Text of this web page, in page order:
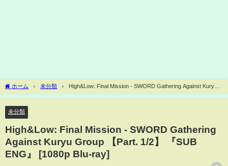
ホーム 未分類
High&Low: Final Mission - SWORD Gathering Against Kuryu
Group 【Part. 1/2】 『SUB ENG』 [1080p Blu-ray]
未分類
High&Low: Final Mission - SWORD Gathering
Against Kuryu Group 【Part. 1/2】 『SUB
ENG』 [1080p Blu-ray]